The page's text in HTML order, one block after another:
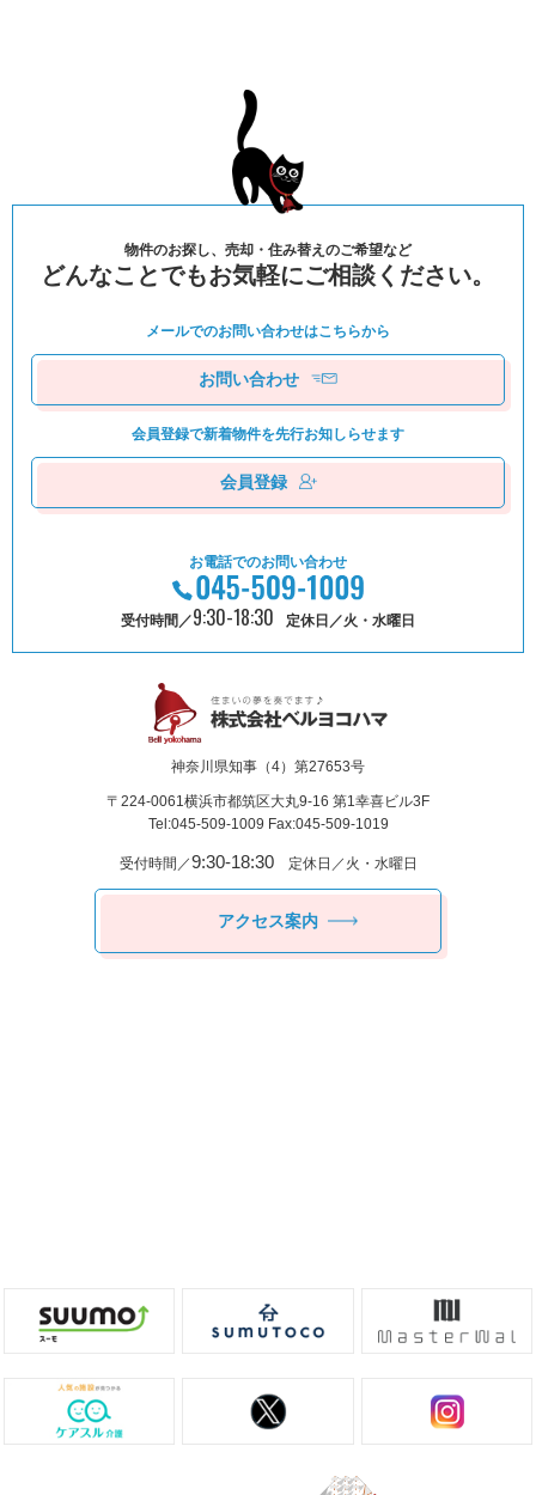
物件のお探し、売却・住み替えのご希望など
どんなことでもお気軽にご相談ください。
メールでのお問い合わせはこちらから
お問い合わせ
会員登録で新着物件を先⾏お知しらせます
会員登録
お電話でのお問い合わせ
受付時間／9:30-18:30 定休日／火・水曜日
神奈川県知事（4）第27653号
〒224-0061 横浜市都筑区⼤丸9-16 第1幸喜ビル3F
Tel:045-509-1009 Fax:045-509-1019
受付時間／9:30-18:30定休日／火・水曜日
アクセス案内